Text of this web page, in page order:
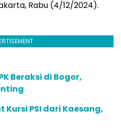
Rabu (4/12/2024).
Beraksi di Bogor,
Kursi PSI dari Kaesang,